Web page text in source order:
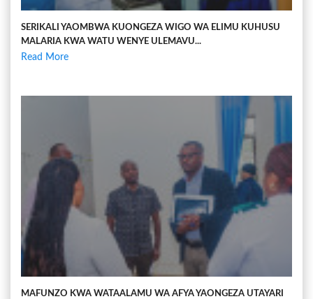
SERIKALI YAOMBWA KUONGEZA WIGO WA ELIMU KUHUSU
MALARIA KWA WATU WENYE ULEMAVU...
Read More
MAFUNZO KWA WATAALAMU WA AFYA YAONGEZA UTAYARI